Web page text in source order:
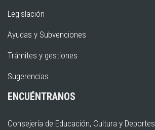
Legislación
Ayudas y Subvenciones
Trámites y gestiones
Sugerencias
ENCUÉNTRANOS
Consejería de Educación, Cultura y Deportes